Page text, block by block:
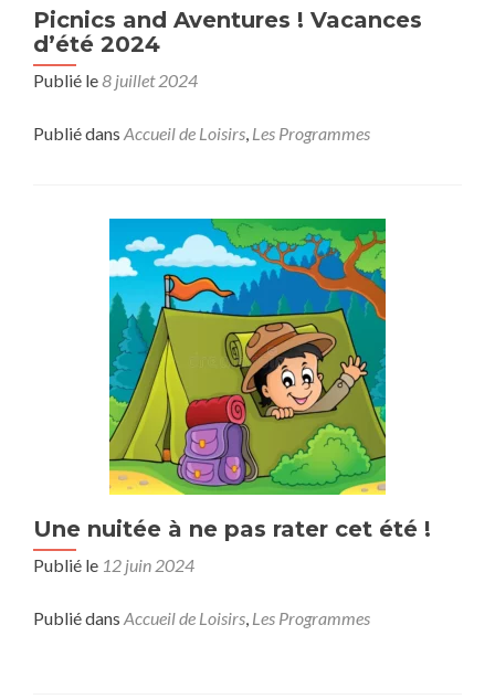
Picnics and Aventures ! Vacances
d’été 2024
Publié le8 juillet 2024
Publié dans Accueil de Loisirs, Les Programmes
Une nuitée à ne pas rater cet été !
Publié le 12 juin 2024
Publié dans Accueil de Loisirs, Les Programmes